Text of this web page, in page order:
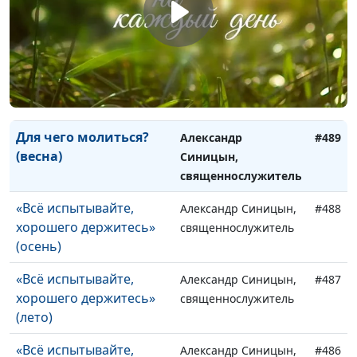
Для чего молиться?
(лето)
Александр Синицын,
священнослужитель
#491
Для чего молиться?
(зима)
Александр Синицын,
священнослужитель
#490
Для чего молиться?
(весна)
Александр
Синицын,
священнослужитель
#489
«Всё испытывайте,
хорошего держитесь»
(осень)
Александр Синицын,
священнослужитель
#488
«Всё испытывайте,
хорошего держитесь»
(лето)
Александр Синицын,
священнослужитель
#487
«Всё испытывайте,
Александр Синицын,
#486